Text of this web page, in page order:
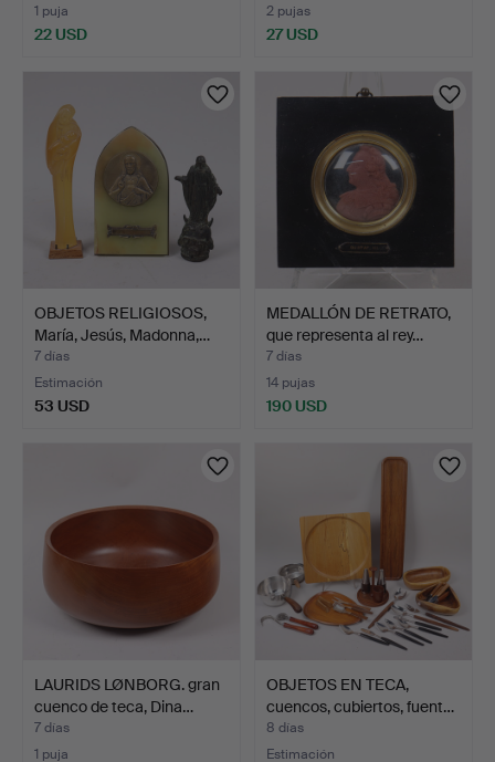
1 puja
22 USD
2 pujas
27 USD
OBJETOS RELIGIOSOS,
María, Jesús, Madonna,…
7 días
Estimación
53 USD
MEDALLÓN DE RETRATO,
que representa al rey…
7 días
14 pujas
190 USD
LAURIDS LØNBORG. gran
cuenco de teca, Dina…
7 días
1 puja
OBJETOS EN TECA,
cuencos, cubiertos, fuent…
8 días
Estimación